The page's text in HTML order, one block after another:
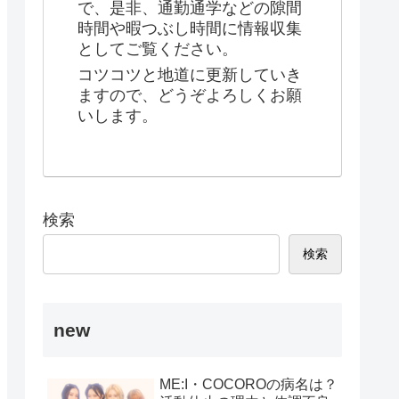
で、是非、通勤通学などの隙間
時間や暇つぶし時間に情報収集
としてご覧ください。
コツコツと地道に更新していき
ますので、どうぞよろしくお願
いします。
検索
検索
new
ME:I・COCOROの病名は？